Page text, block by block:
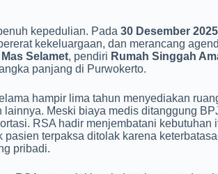
kepedulian. Pada30 Desember 2025
kekeluargaan, dan merancang
Mas Selamet, pendiri Rumah Singgah
panjang di Purwokerto.
hampir lima tahun menyediakan
Meski biaya medis ditanggung
RSA hadir menjembatani kebutuhan
pasien terpaksa ditolak karena
pribadi.